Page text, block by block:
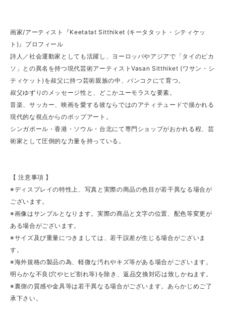
画家/アーティスト『Keetatat Sitthiket (キータタット・シティケッ
ト)』プロフィール
詩人／社会運動家としても活躍し、ヨーロッパやアジアで「タイのピカ
ソ」との異名を持つ現代芸術アーティストVasan Sitthiket (ワサン・シ
ティケット)を叔父に持つ芸術親族の中、バンコクにて育つ。
叔父ゆずりのメッセージ性と、どこかユーモラスな要素。
音楽、サッカー、映画を愛する彼ならではのアティテュードで描かれる
現代的な視点からのポップアート。
シンガポール・香港・ソウル・台北にて専門ショップがおかれる程、芸
術家として圧倒的な力量を持っている。
【 注意事項 】
※ディスプレイの特性上、写真と実際の商品の色目が若干異なる場合が
ございます。
※画像はサンプルとなります。実際の商品と文字の位置、配色等変更が
ある場合がございます。
※サイズ及び重量につきましては、若干誤差が生じる場合がございま
す。
※海外規格の製品の為、軽微な汚れやキズ等がある場合がございます。
明らかな不良(穴やヒビ割れ等)を除き、返品交換対応は致しかねます。
※裏側の質感や金具等は若干異なる場合がございます。あらかじめご了
承下さい。